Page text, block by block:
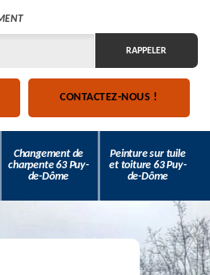
CONTACTEZ-NOUS !
Changement de
charpente 63 Puy-
de-Dôme
Peinture sur tuile
et toiture 63 Puy-
de-Dôme